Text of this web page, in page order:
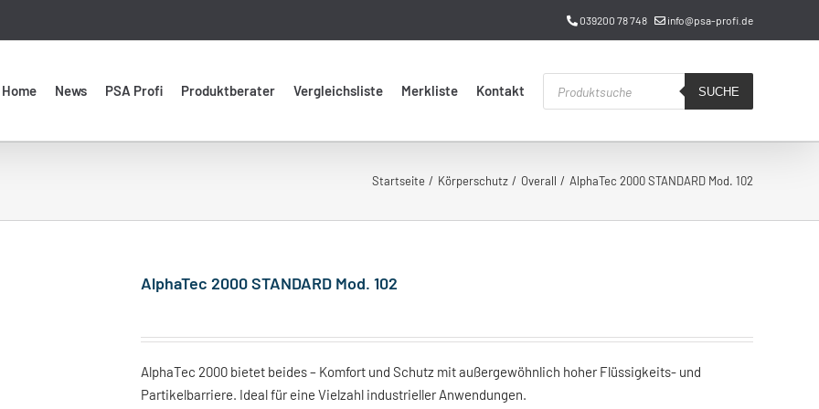
039200 78 748 info@psa-profi.de
Home News PSA Profi Produktberater Vergleichsliste Merkliste Kontakt
Products
search
SUCHE
Startseite Körperschutz Overall AlphaTec 2000 STANDARD Mod. 102
AlphaTec 2000 STANDARD Mod. 102
AlphaTec 2000 bietet beides – Komfort und Schutz mit außergewöhnlich hoher Flüssigkeits- und
Partikelbarriere. Ideal für eine Vielzahl industrieller Anwendungen.